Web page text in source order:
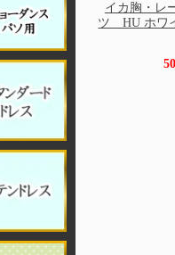
イカ胸・レ
ツ HU ホワ